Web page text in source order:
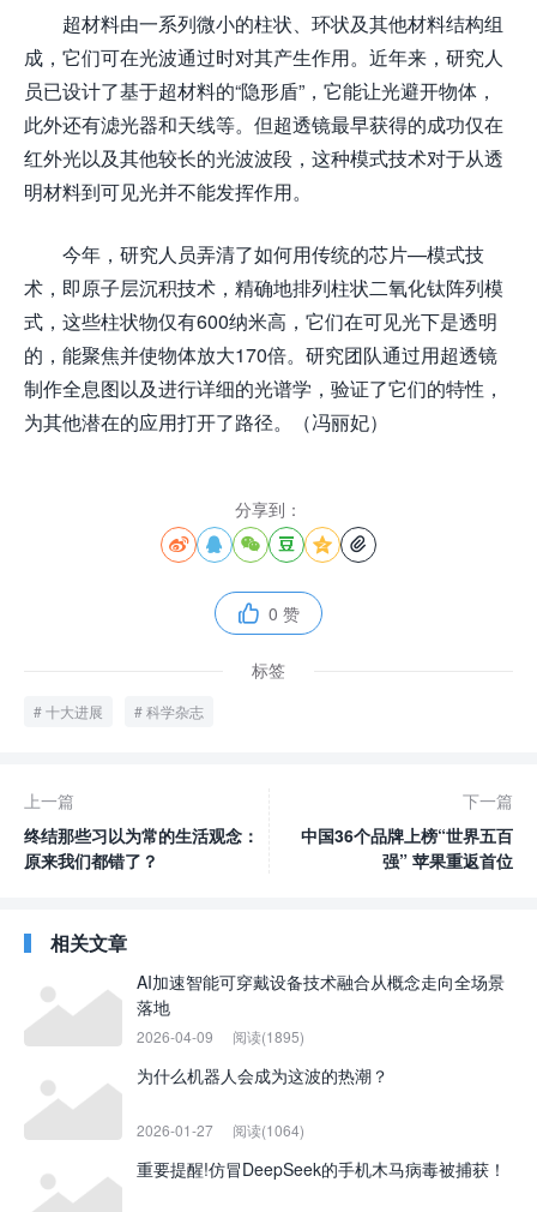
超材料由一系列微小的柱状、环状及其他材料结构组
成，它们可在光波通过时对其产生作用。近年来，研究人
员已设计了基于超材料的“隐形盾”，它能让光避开物体，
此外还有滤光器和天线等。但超透镜最早获得的成功仅在
红外光以及其他较长的光波波段，这种模式技术对于从透
明材料到可见光并不能发挥作用。
今年，研究人员弄清了如何用传统的芯片—模式技
术，即原子层沉积技术，精确地排列柱状二氧化钛阵列模
式，这些柱状物仅有600纳米高，它们在可见光下是透明
的，能聚焦并使物体放大170倍。研究团队通过用超透镜
制作全息图以及进行详细的光谱学，验证了它们的特性，
为其他潜在的应用打开了路径。（冯丽妃）
分享到：
     
 0 赞
标签
十大进展 科学杂志
上一篇
终结那些习以为常的生活观念：
原来我们都错了？
下一篇
中国36个品牌上榜“世界五百
强” 苹果重返首位
相关文章
AI加速智能可穿戴设备技术融合从概念走向全场景
落地
2026-04-09 阅读(1895)
为什么机器人会成为这波的热潮？
2026-01-27 阅读(1064)
重要提醒!仿冒DeepSeek的手机木马病毒被捕获！